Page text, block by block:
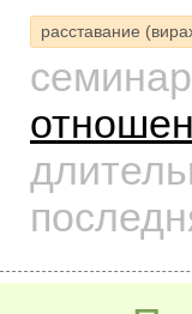
расставание